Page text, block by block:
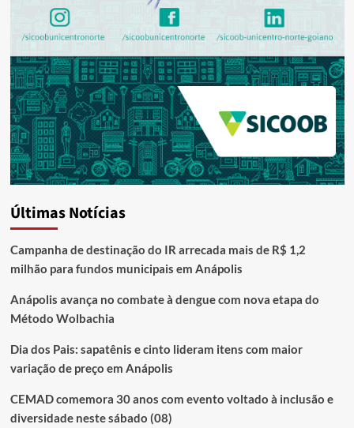
Últimas Notícias
Campanha de destinação do IR arrecada mais de R$ 1,2
milhão para fundos municipais em Anápolis
Anápolis avança no combate à dengue com nova etapa do
Método Wolbachia
Dia dos Pais: sapatênis e cinto lideram itens com maior
variação de preço em Anápolis
CEMAD comemora 30 anos com evento voltado à inclusão e
diversidade neste sábado (08)